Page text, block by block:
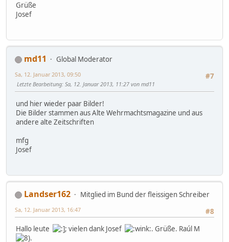
Grüße
Josef
md11
Global Moderator
#7
Sa, 12. Januar 2013, 09:50
Letzte Bearbeitung: Sa, 12. Januar 2013, 11:27 von md11
und hier wieder paar Bilder!
Die Bilder stammen aus Alte Wehrmachtsmagazine und aus
andere alte Zeitschriften
mfg
Josef
Landser162
Mitglied im Bund der fleissigen Schreiber
#8
Sa, 12. Januar 2013, 16:47
Hallo leute ; vielen dank Josef
. Grüße. Raúl M
.